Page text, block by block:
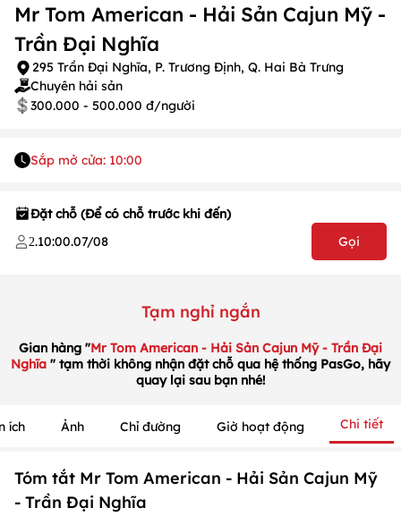
Mr Tom American - Hải Sản Cajun Mỹ -
Trần Đại Nghĩa
295 Trần Đại Nghĩa, P. Trương Định, Q. Hai Bà Trưng
Chuyên hải sản
300.000 - 500.000 đ/người
Sắp mở cửa: 10:00
Đặt chỗ (Để có chỗ trước khi đến)
2.10:00.07/08 Gọi
Tạm nghỉ ngắn
Gian hàng "Mr Tom American - Hải Sản Cajun Mỹ - Trần Đại
Nghĩa " tạm thời không nhận đặt chỗ qua hệ thống PasGo, hãy
quay lại sau bạn nhé!
ích Ảnh Chỉ đường Giờ hoạt động Chi tiết
Tóm tắt Mr Tom American - Hải Sản Cajun Mỹ
- Trần Đại Nghĩa